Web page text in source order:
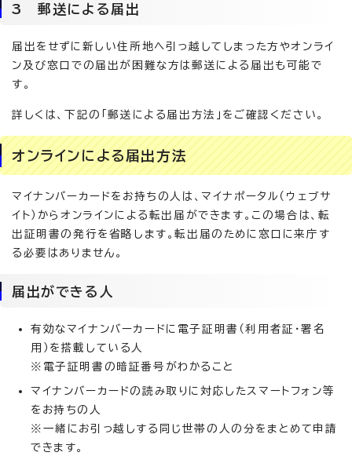
3 郵送による届出
届出をせずに新しい住所地へ引っ越してしまった方やオンライ
ン及び窓口での届出が困難な方は郵送による届出も可能で
す。
詳しくは、下記の「郵送による届出方法」をご確認ください。
オンラインによる届出方法
マイナンバーカードをお持ちの人は、マイナポータル（ウェブサ
イト）からオンラインによる転出届ができます。この場合は、転
出証明書の発行を省略します。転出届のために窓口に来庁す
る必要はありません。
届出ができる人
有効なマイナンバーカードに電子証明書（利用者証・署名
用）を搭載している人
※電子証明書の暗証番号がわかること
マイナンバーカードの読み取りに対応したスマートフォン等
をお持ちの人
※一緒にお引っ越しする同じ世帯の人の分をまとめて申請
できます。